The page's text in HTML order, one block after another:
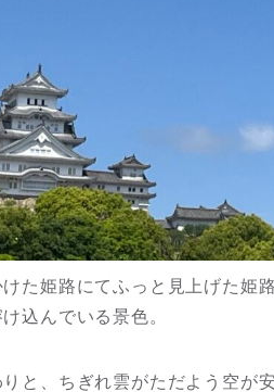
た姫路にてふっと見上げた姫路
込んでいる景色。
と、ちぎれ雲がただよう空が